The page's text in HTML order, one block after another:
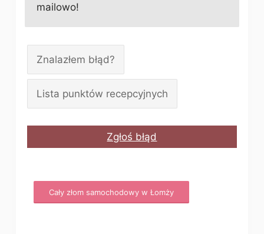
mailowo!
Znalazłem błąd?
Lista punktów recepcyjnych
Zgłoś błąd
Cały złom samochodowy w Łomży